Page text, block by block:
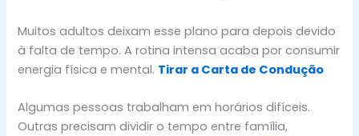
Muitos adultos deixam esse plano para depois devido
à falta de tempo. A rotina intensa acaba por consumir
energia física e mental. Tirar a Carta de Condução
Algumas pessoas trabalham em horários difíceis.
Outras precisam dividir o tempo entre família,